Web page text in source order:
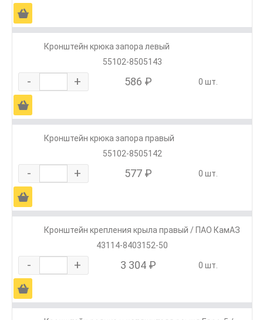
Ä
Кронштейн крюка запора левый
55102-8505143
- + 586 ₽ 0 шт.
Ä
Кронштейн крюка запора правый
55102-8505142
- + 577 ₽ 0 шт.
Ä
Кронштейн крепления крыла правый / ПАО КамАЗ
43114-8403152-50
- + 3 304 ₽ 0 шт.
Ä